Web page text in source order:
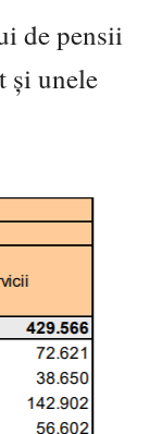
de pensii
și unele